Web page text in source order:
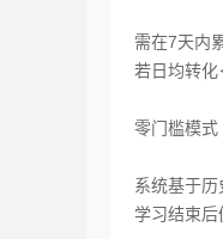
需在‌7天内
若日均转化
零门槛模式‌
系统基于历
学习结束后